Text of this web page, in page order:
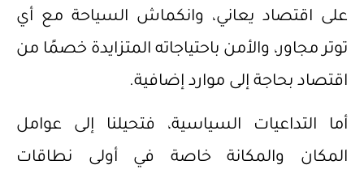
على اقتصاد يعاني، وانكماش السياحة مع أي
توتر مجاور، والأمن باحتياجاته المتزايدة خصمًا من
اقتصاد بحاجة إلى موارد إضافية.
أما التداعيات السياسية، فتحيلنا إلى عوامل
المكان والمكانة خاصة في أولى نطاقات